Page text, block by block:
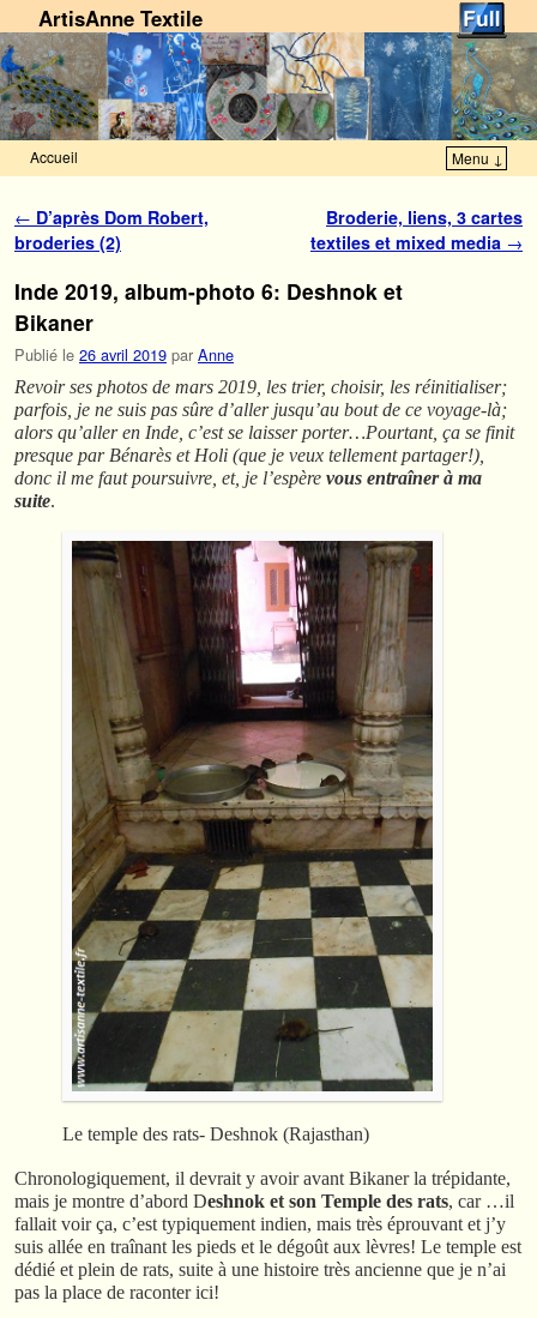
ArtisAnne Textile
Accueil Menu ↓
Navigation des articles
← D’après Dom Robert,
broderies (2)
Broderie, liens, 3 cartes
textiles et mixed media →
Inde 2019, album-photo 6: Deshnok et
Bikaner
Publié le 26 avril 2019 par Anne
Revoir ses photos de mars 2019, les trier, choisir, les réinitialiser;
parfois, je ne suis pas sûre d’aller jusqu’au bout de ce voyage-là;
alors qu’aller en Inde, c’est se laisser porter…Pourtant, ça se finit
presque par Bénarès et Holi (que je veux tellement partager!),
donc il me faut poursuivre, et, je l’espère vous entraîner à ma
suite.
Le temple des rats- Deshnok (Rajasthan)
Chronologiquement, il devrait y avoir avant Bikaner la trépidante,
mais je montre d’abord Deshnok et son Temple des rats, car …il
fallait voir ça, c’est typiquement indien, mais très éprouvant et j’y
suis allée en traînant les pieds et le dégoût aux lèvres! Le temple est
dédié et plein de rats, suite à une histoire très ancienne que je n’ai
pas la place de raconter ici!